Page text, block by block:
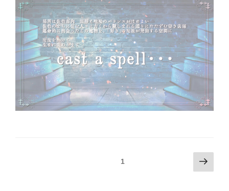
1
次
の